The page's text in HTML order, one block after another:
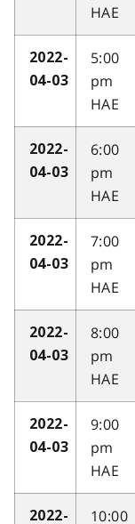
HAE
2022-
04-03
5:00
pm
HAE
2022-
04-03
6:00
pm
HAE
2022-
04-03
7:00
pm
HAE
2022-
04-03
8:00
pm
HAE
2022-
04-03
9:00
pm
HAE
2022- 10:00